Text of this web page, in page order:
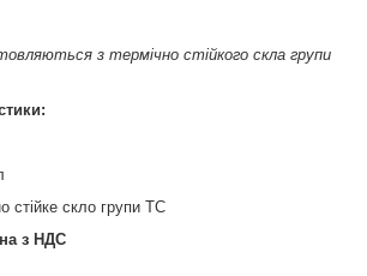
з термічно стійкого скла групи
стійке скло групи ТС
з НДС